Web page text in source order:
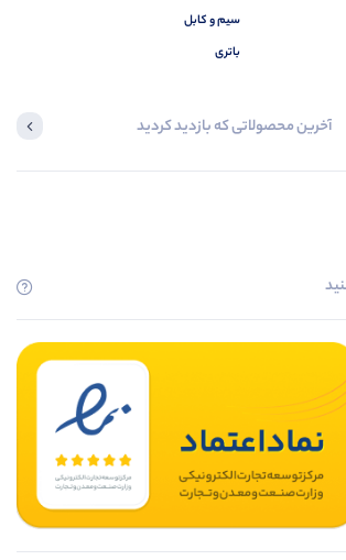
سیم و کابل
باتری
آخرین محصولاتی که بازدید کردید